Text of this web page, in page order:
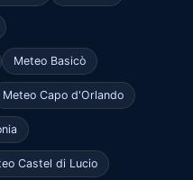
Meteo Basicò
Meteo Capo d'Orlando
Castel di Lucio